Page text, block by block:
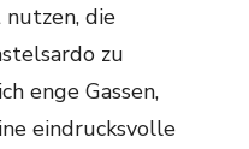
die
zu
enge Gassen,
eindrucksvolle